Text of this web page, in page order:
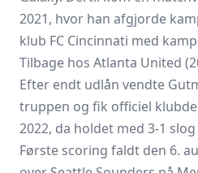
2021, hvor han afgjorde
klub FC Cincinnati med
Tilbage hos Atlanta United
Efter endt udlån vendte
truppen og fik officiel
2022, da holdet med 3-1
Første scoring faldt den 6.